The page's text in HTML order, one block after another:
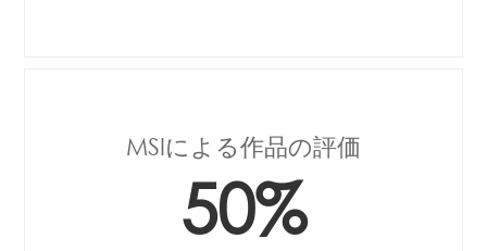
MSIによる作品の評価
50%